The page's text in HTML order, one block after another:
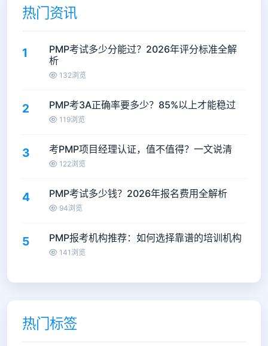
热门资讯
1
PMP考试多少分能过？2026年评分标准全解
析
132浏览
2 PMP考3A正确率要多少？85%以上才能稳过
119浏览
3 考PMP项目经理认证，值不值得？一文说清
122浏览
4 PMP考试多少钱？2026年报名费用全解析
94浏览
5 PMP报考机构推荐：如何选择靠谱的培训机构
141浏览
热门标签